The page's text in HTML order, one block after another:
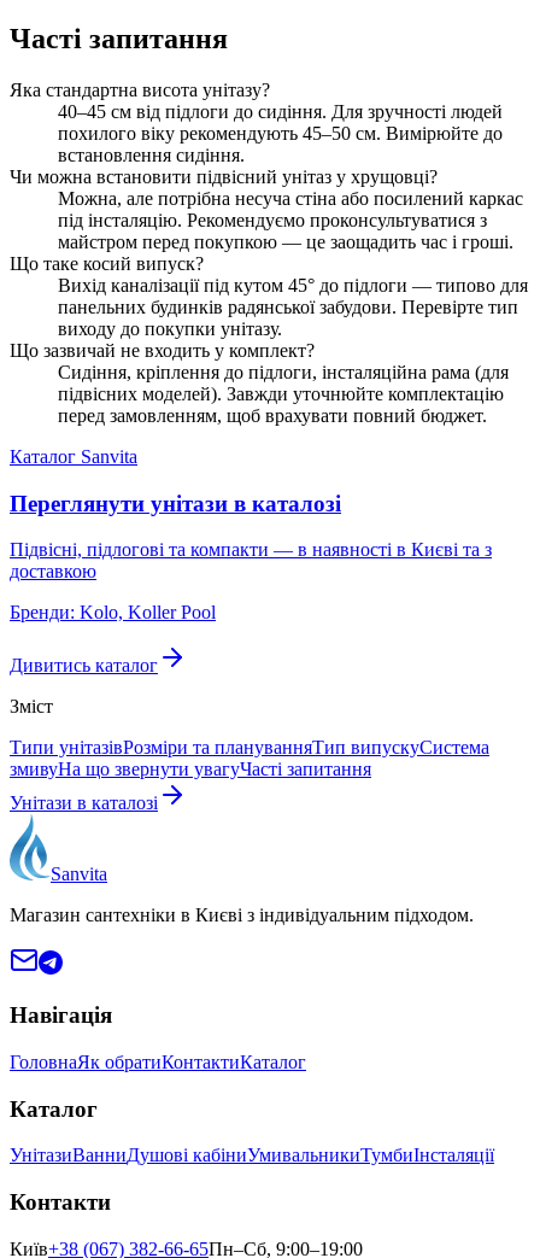
Часті запитання
Яка стандартна висота унітазу?
40–45 см від підлоги до сидіння. Для зручності людей
похилого віку рекомендують 45–50 см. Вимірюйте до
встановлення сидіння.
Чи можна встановити підвісний унітаз у хрущовці?
Можна, але потрібна несуча стіна або посилений каркас
під інсталяцію. Рекомендуємо проконсультуватися з
майстром перед покупкою — це заощадить час і гроші.
Що таке косий випуск?
Вихід каналізації під кутом 45° до підлоги — типово для
панельних будинків радянської забудови. Перевірте тип
виходу до покупки унітазу.
Що зазвичай не входить у комплект?
Сидіння, кріплення до підлоги, інсталяційна рама (для
підвісних моделей). Завжди уточнюйте комплектацію
перед замовленням, щоб врахувати повний бюджет.
Каталог Sanvita
Переглянути унітази в каталозі
Підвісні, підлогові та компакти — в наявності в Києві та з
доставкою
Бренди: Kolo, Koller Pool
Дивитись каталог
Зміст
Типи унітазівРозміри та плануванняТип випускуСистема
змивуНа що звернути увагуЧасті запитання
Унітази в каталозі
Sanvita
Магазин сантехніки в Києві з індивідуальним підходом.
Навігація
ГоловнаЯк обратиКонтактиКаталог
Каталог
УнітазиВанниДушові кабіниУмивальникиТумбиІнсталяції
Контакти
Київ+38 (067) 382-66-65Пн–Сб, 9:00–19:00